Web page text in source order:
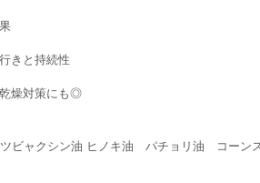
きと持続性
乾燥対策にも◎
ツビャクシン油 ヒノキ油 パチョリ油 コーン